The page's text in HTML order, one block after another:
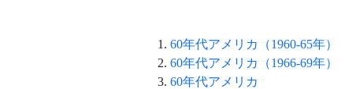
60年代アメリカ（1960-65年）
60年代アメリカ（1966-69年）
60年代アメリカ